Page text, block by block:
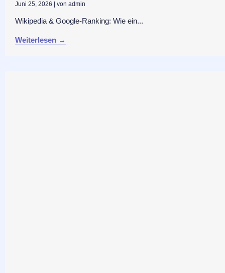
Juni 25, 2026 von admin
Wikipedia & Google-Ranking: Wie ein...
Weiterlesen →